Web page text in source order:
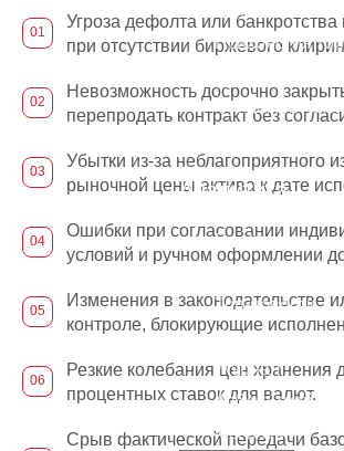
Криптовалюты
Психология
Аналитика
Графики
Топ-новости
Статьи
Журнал
Азбука трейдера
Мы в СМИ
Угроза дефолта или
при отсутствии биржевого
Невозможность досрочно
перепродать контракт без
Убытки из-за неблагоприятного
рыночной цены актива к дате
Ошибки при согласовании
условий и ручном оформлении
Изменения в законодательстве
контроле, блокирующие
Резкие колебания цен хранения
процентных ставок для валют.
Срыв фактической передачи